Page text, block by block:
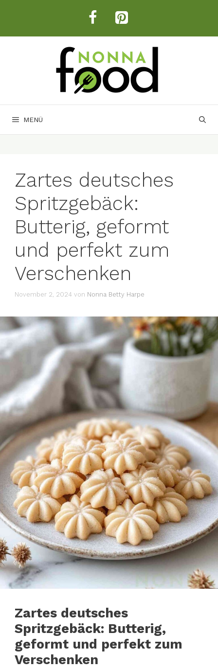
MENÜ
Zartes deutsches
Spritzgebäck:
Butterig, geformt
und perfekt zum
Verschenken
November 2, 2024 von Nonna Betty Harpe
Zartes deutsches
Spritzgebäck: Butterig,
geformt und perfekt zum
Verschenken